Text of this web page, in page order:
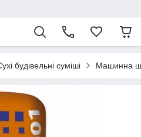
будівельні суміші Машинна